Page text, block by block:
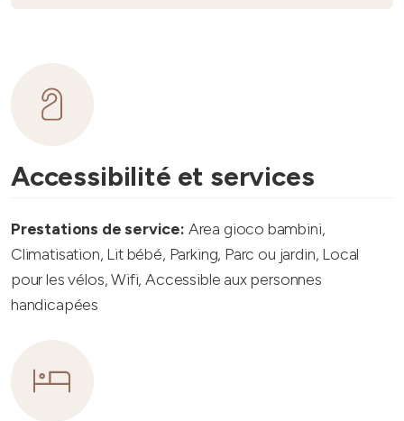
Accessibilité et services
Prestations de service: Area gioco bambini,
Climatisation, Lit bébé, Parking, Parc ou jardin, Local
pour les vélos, Wifi, Accessible aux personnes
handicapées